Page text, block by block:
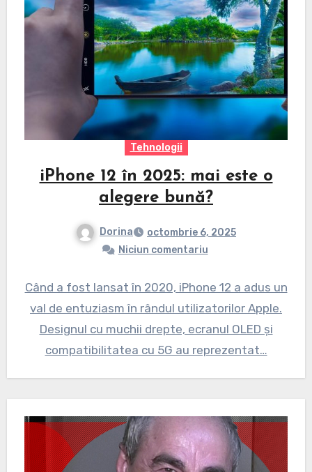
Tehnologii
iPhone 12 în 2025: mai este o
alegere bună?
Dorina
octombrie 6, 2025
Niciun comentariu
Când a fost lansat în 2020, iPhone 12 a adus un
val de entuziasm în rândul utilizatorilor Apple.
Designul cu muchii drepte, ecranul OLED și
compatibilitatea cu 5G au reprezentat…